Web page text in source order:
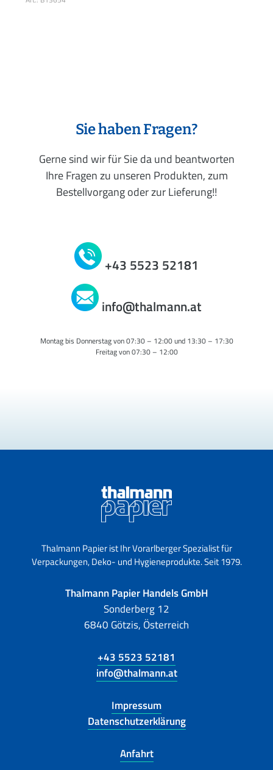
Sie haben Fragen?
Gerne sind wir für Sie da und beantworten
Ihre Fragen zu unseren Produkten, zum
Bestellvorgang oder zur Lieferung!!
+43 5523 52181
info@thalmann.at
Montag bis Donnerstag von 07:30 – 12:00 und 13:30 – 17:30
Freitag von 07:30 – 12:00
Thalmann Papier ist Ihr Vorarlberger Spezialist für
Verpackungen, Deko- und Hygieneprodukte. Seit 1979.
Thalmann Papier Handels GmbH
Sonderberg 12
6840 Götzis, Österreich
+43 5523 52181
info@thalmann.at
Impressum
Datenschutzerklärung
Anfahrt